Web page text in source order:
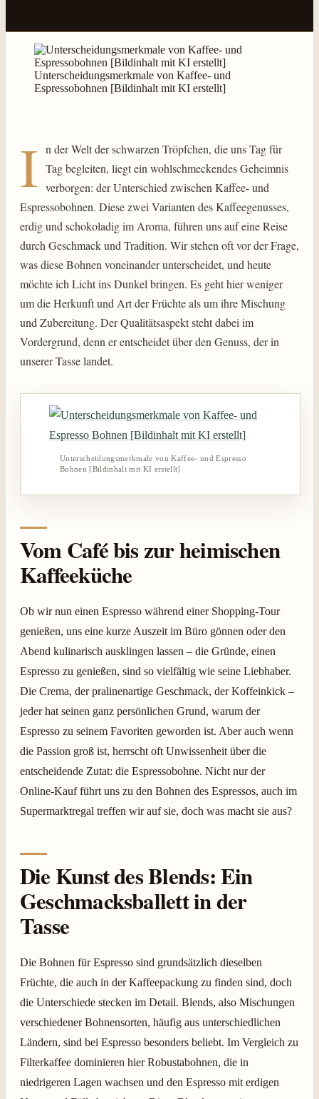
Unterscheidungsmerkmale von Kaffee- und
Espressobohnen [Bildinhalt mit KI erstellt]
I n der Welt der schwarzen Tröpfchen, die uns Tag für
Tag begleiten, liegt ein wohlschmeckendes Geheimnis
verborgen: der Unterschied zwischen Kaffee- und
Espressobohnen. Diese zwei Varianten des Kaffeegenusses,
erdig und schokoladig im Aroma, führen uns auf eine Reise
durch Geschmack und Tradition. Wir stehen oft vor der Frage,
was diese Bohnen voneinander unterscheidet, und heute
möchte ich Licht ins Dunkel bringen. Es geht hier weniger
um die Herkunft und Art der Früchte als um ihre Mischung
und Zubereitung. Der Qualitätsaspekt steht dabei im
Vordergrund, denn er entscheidet über den Genuss, der in
unserer Tasse landet.
Unterscheidungsmerkmale von Kaffee- und Espresso
Bohnen [Bildinhalt mit KI erstellt]
Vom Café bis zur heimischen
Kaffeeküche
Ob wir nun einen Espresso während einer Shopping-Tour
genießen, uns eine kurze Auszeit im Büro gönnen oder den
Abend kulinarisch ausklingen lassen – die Gründe, einen
Espresso zu genießen, sind so vielfältig wie seine Liebhaber.
Die Crema, der pralinenartige Geschmack, der Koffeinkick –
jeder hat seinen ganz persönlichen Grund, warum der
Espresso zu seinem Favoriten geworden ist. Aber auch wenn
die Passion groß ist, herrscht oft Unwissenheit über die
entscheidende Zutat: die Espressobohne. Nicht nur der
Online-Kauf führt uns zu den Bohnen des Espressos, auch im
Supermarktregal treffen wir auf sie, doch was macht sie aus?
Die Kunst des Blends: Ein
Geschmacksballett in der
Tasse
Die Bohnen für Espresso sind grundsätzlich dieselben
Früchte, die auch in der Kaffeepackung zu finden sind, doch
die Unterschiede stecken im Detail. Blends, also Mischungen
verschiedener Bohnensorten, häufig aus unterschiedlichen
Ländern, sind bei Espresso besonders beliebt. Im Vergleich zu
Filterkaffee dominieren hier Robustabohnen, die in
niedrigeren Lagen wachsen und den Espresso mit erdigen